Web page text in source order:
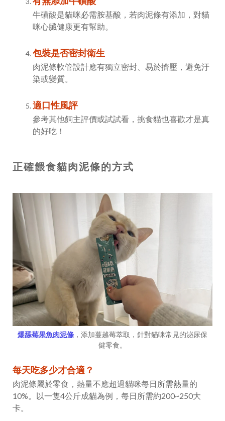
牛磺酸是貓咪必需胺基酸，若肉泥條有添加，對貓
咪心臟健康更有幫助。
包裝是否密封衛生
肉泥條軟管設計應有獨立密封、易於擠壓，避免汙
染或變質。
適口性風評
參考其他飼主評價或試試看，挑食貓也喜歡才是真
的好吃！
正確餵食貓肉泥條的方式
爆舔莓果魚肉泥條 ，添加蔓越莓萃取，針對貓咪常見的泌尿保
健零食。
每天吃多少才合適？
肉泥條屬於零食，熱量不應超過貓咪每日所需熱量的
10%。以一隻4公斤成貓為例，每日所需約200~250大
卡。